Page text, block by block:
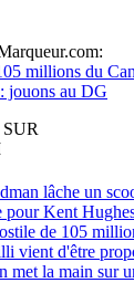
millions du
jouons au DG
lâche un
pour Kent
de 105
vient d'être
met la main sur